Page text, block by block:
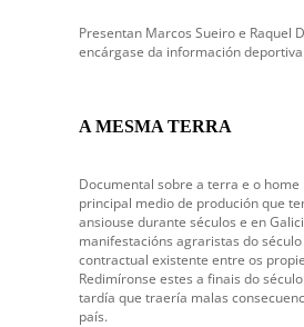
Presentan Marcos Sueiro e Raquel
encárgase da información
A MESMA TERRA
Documental sobre a terra e o
principal medio de produción que
ansiouse durante séculos e en
manifestacións agraristas do
contractual existente entre os
Redimíronse estes a finais do
tardía que traería malas
país.